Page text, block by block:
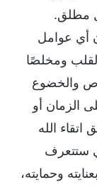
مطلق.
أي عوامل
ومخلصًا
والخضوع
الزمان أو
الله
ستتعرف
وحمايته،